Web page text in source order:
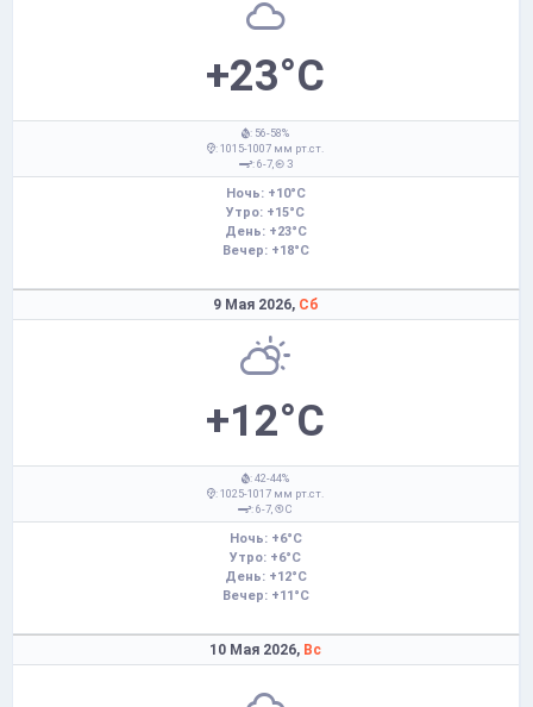
+23°C
: 56-58%
: 1015-1007 мм рт.ст.
: 6-7,
З
Ночь: +10°C
Утро: +15°C
День: +23°C
Вечер: +18°C
9 Мая 2026, Сб
+12°C
: 42-44%
: 1025-1017 мм рт.ст.
: 6-7,
С
Ночь: +6°C
Утро: +6°C
День: +12°C
Вечер: +11°C
10 Мая 2026, Вс